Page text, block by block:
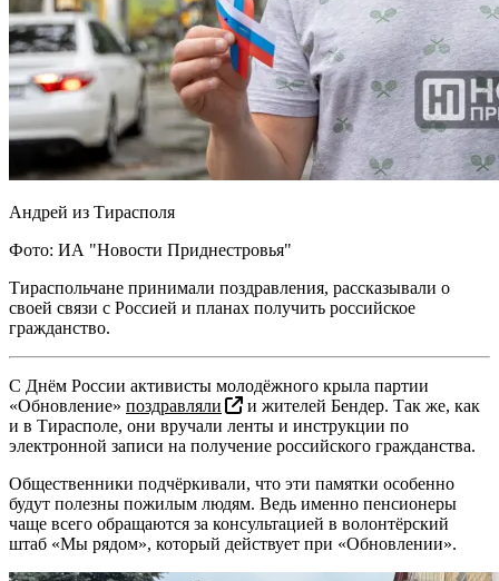
Андрей из Тирасполя
Фото: ИА "Новости Приднестровья"
Тираспольчане принимали поздравления, рассказывали о
своей связи с Россией и планах получить российское
гражданство.
С Днём России активисты молодёжного крыла партии
«Обновление» поздравляли
и жителей Бендер. Так же, как
и в Тирасполе, они вручали ленты и инструкции по
электронной записи на получение российского гражданства.
Общественники подчёркивали, что эти памятки особенно
будут полезны пожилым людям. Ведь именно пенсионеры
чаще всего обращаются за консультацией в волонтёрский
штаб «Мы рядом», который действует при «Обновлении».